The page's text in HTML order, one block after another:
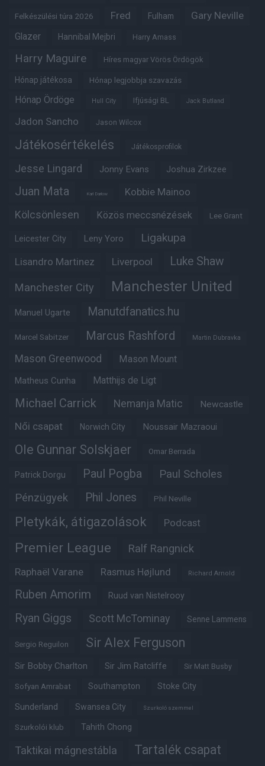
Felkészülési túra 2026 Fred Fulham Gary Neville
Glazer Hannibal Mejbri Harry Amass
Harry Maguire Híres magyar Vörös Ördögök
Hónap játékosa Hónap legjobbja szavazás
Hónap Ördöge Hull City Ifjúsági BL Jack Butland
Jadon Sancho Jason Wilcox
Játékosértékelés Játékosprofilok
Jesse Lingard Jonny Evans Joshua Zirkzee
Juan Mata Karl Darlow Kobbie Mainoo
Kölcsönlesen Közös meccsnézések Lee Grant
Leicester City Leny Yoro Ligakupa
Lisandro Martinez Liverpool Luke Shaw
Manchester City Manchester United
Manuel Ugarte Manutdfanatics.hu
Marcel Sabitzer Marcus Rashford Martin Dubravka
Mason Greenwood Mason Mount
Matheus Cunha Matthijs de Ligt
Michael Carrick Nemanja Matic Newcastle
Női csapat Norwich City Noussair Mazraoui
Ole Gunnar Solskjaer Omar Berrada
Patrick Dorgu Paul Pogba Paul Scholes
Pénzügyek Phil Jones Phil Neville
Pletykák, átigazolások Podcast
Premier League Ralf Rangnick
Raphaël Varane Rasmus Højlund Richard Arnold
Ruben Amorim Ruud van Nistelrooy
Ryan Giggs Scott McTominay Senne Lammens
Sergio Reguilon Sir Alex Ferguson
Sir Bobby Charlton Sir Jim Ratcliffe Sir Matt Busby
Sofyan Amrabat Southampton Stoke City
Sunderland Swansea City Szurkoló szemmel
Szurkolói klub Tahith Chong
Taktikai mágnestábla Tartalék csapat